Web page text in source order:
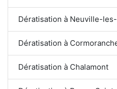
Dératisation à Neuville-
Dératisation à
Dératisation à Chalamont